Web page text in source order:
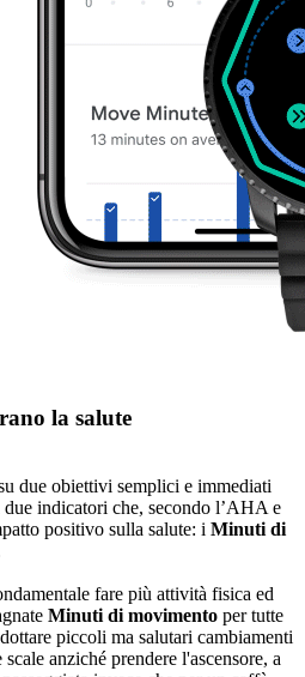
la salute
due obiettivi semplici e immediati
indicatori che, secondo l’AHA e
positivo sulla salute: i Minuti di
fare più attività fisica ed
Minuti di movimento per tutte
piccoli ma salutari cambiamenti
anziché prendere l'ascensore, a